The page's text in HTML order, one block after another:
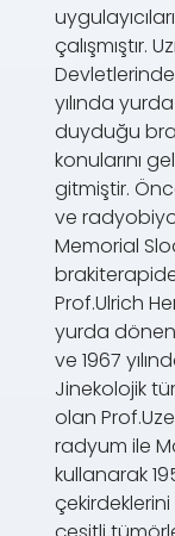
çalışmıştır.
yılında
duyduğu
konularını
gitmiştir.
ve
Memorial
Prof.Ulrich
yurda dönen
ve 1967
Jinekolojik
olan
radyum ile
kullanarak